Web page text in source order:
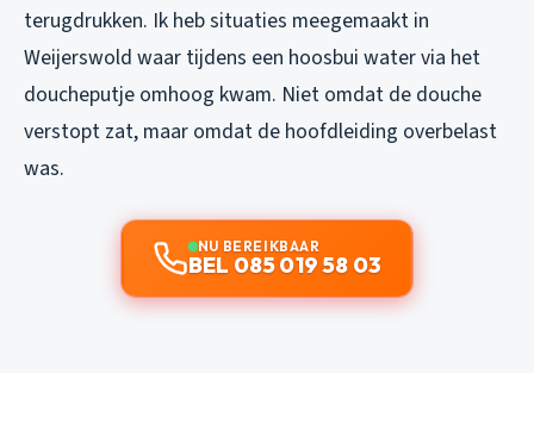
terugdrukken. Ik heb situaties meegemaakt in
Weijerswold waar tijdens een hoosbui water via het
doucheputje omhoog kwam. Niet omdat de douche
verstopt zat, maar omdat de hoofdleiding overbelast
was.
NU BEREIKBAAR
BEL 085 019 58 03